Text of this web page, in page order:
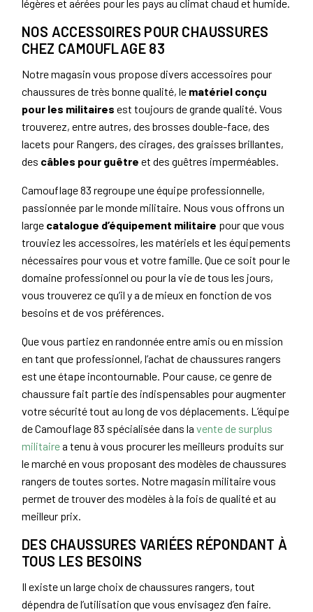
légères et aérées pour les pays au climat chaud et humide.
NOS ACCESSOIRES POUR CHAUSSURES
CHEZ CAMOUFLAGE 83
Notre magasin vous propose divers accessoires pour
chaussures de très bonne qualité, le matériel conçu
pour les militaires est toujours de grande qualité. Vous
trouverez, entre autres, des brosses double-face, des
lacets pour Rangers, des cirages, des graisses brillantes,
des câbles pour guêtre et des guêtres imperméables.
Camouflage 83 regroupe une équipe professionnelle,
passionnée par le monde militaire. Nous vous offrons un
large catalogue d’équipement militaire pour que vous
trouviez les accessoires, les matériels et les équipements
nécessaires pour vous et votre famille. Que ce soit pour le
domaine professionnel ou pour la vie de tous les jours,
vous trouverez ce qu’il y a de mieux en fonction de vos
besoins et de vos préférences.
Que vous partiez en randonnée entre amis ou en mission
en tant que professionnel, l’achat de chaussures rangers
est une étape incontournable. Pour cause, ce genre de
chaussure fait partie des indispensables pour augmenter
votre sécurité tout au long de vos déplacements. L’équipe
de Camouflage 83 spécialisée dans la vente de surplus
militairea tenu à vous procurer les meilleurs produits sur
le marché en vous proposant des modèles de chaussures
rangers de toutes sortes. Notre magasin militaire vous
permet de trouver des modèles à la fois de qualité et au
meilleur prix.
DES CHAUSSURES VARIÉES RÉPONDANT À
TOUS LES BESOINS
Il existe un large choix de chaussures rangers, tout
dépendra de l’utilisation que vous envisagez d’en faire.